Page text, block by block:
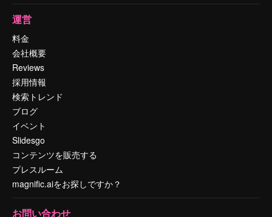
運営
料金
会社概要
Reviews
採用情報
検索トレンド
ブログ
イベント
Slidesgo
コンテンツを販売する
プレスルーム
magnific.aiをお探しですか？
お問い合わせ